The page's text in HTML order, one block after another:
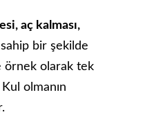
aç kalması,
bir şekilde
örnek olarak tek
olmanın